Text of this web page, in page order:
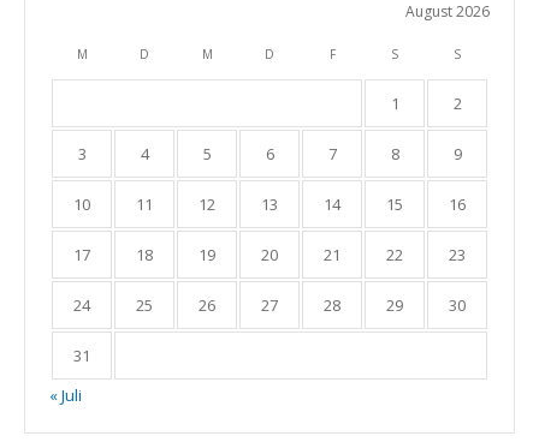
August 2026
M D M D F S S
1 2
3 4 5 6 7 8 9
10 11 12 13 14 15 16
17 18 19 20 21 22 23
24 25 26 27 28 29 30
31
« Juli